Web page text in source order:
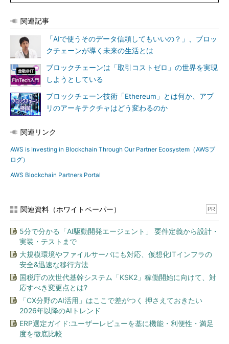
関連記事
「AIで使うそのデータ信頼してもいいの？」、ブロッ
クチェーンが導く未来の生活とは
ブロックチェーンは「取引コストゼロ」の世界を実現
しようとしている
ブロックチェーン技術「Ethereum」とは何か、アプ
リのアーキテクチャはどう変わるのか
関連リンク
AWS is Investing in Blockchain Through Our Partner Ecosystem（AWSブ
ログ）
AWS Blockchain Partners Portal
関連資料（ホワイトペーパー） PR
5分で分かる「AI駆動開発エージェント」 要件定義から設計・
実装・テストまで
大規模環境やファイルサーバにも対応、仮想化ITインフラの
安全&迅速な移行方法
国税庁の次世代基幹システム「KSK2」稼働開始に向けて、対
応すべき変更点とは?
「CX分野のAI活用」はここで差がつく 押さえておきたい
2026年以降のAIトレンド
ERP選定ガイド:ユーザーレビューを基に機能・利便性・満足
度を徹底比較